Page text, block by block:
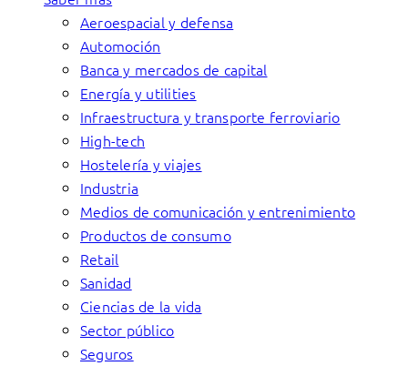
Aeroespacial y defensa
Automoción
Banca y mercados de capital
Energía y utilities
Infraestructura y transporte ferroviario
High-tech
Hostelería y viajes
Industria
Medios de comunicación y entrenimiento
Productos de consumo
Retail
Sanidad
Ciencias de la vida
Sector público
Seguros